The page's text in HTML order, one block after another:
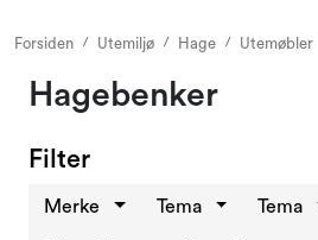
Forsiden Utemiljø Hage Utemøbler
Hagebenker
Filter
Merke Tema Tema
Utemiljø
Emballasje
Dekor og binderi